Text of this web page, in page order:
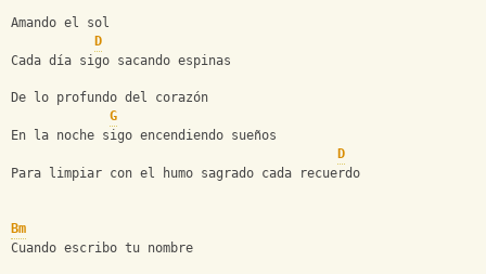
Amando el sol
D
Cada día sigo sacando espinas
De lo profundo del corazón
G
En la noche sigo encendiendo sueños
D
Para limpiar con el humo sagrado cada recuerdo
Bm
Cuando escribo tu nombre